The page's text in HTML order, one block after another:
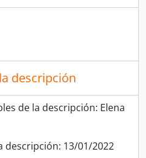
descripción
de la descripción: Elena
descripción: 13/01/2022